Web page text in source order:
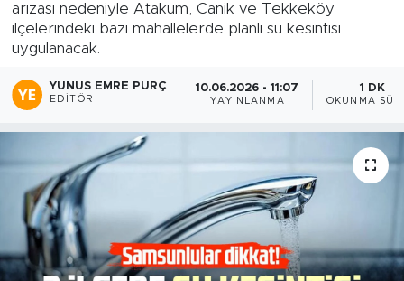
arızası nedeniyle Atakum, Canik ve Tekkeköy
ilçelerindeki bazı mahallelerde planlı su kesintisi
uygulanacak.
YUNUS EMRE PURÇ
EDITÖR
10.06.2026 - 11:07
YAYINLANMA
1 DK
OKUNMA
Süper Lig Puan Durumu ve Fikstür
Haber Arşivi